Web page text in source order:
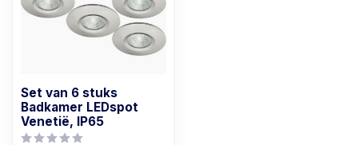
Set van 6 stuks
Badkamer LEDspot
Venetië, IP65